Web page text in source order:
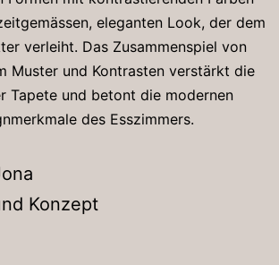
eleganten Look, der dem
verleiht. Das Zusammenspiel von
Muster und Kontrasten verstärkt die
Tapete und betont die modernen
des Esszimmers.
Konzept